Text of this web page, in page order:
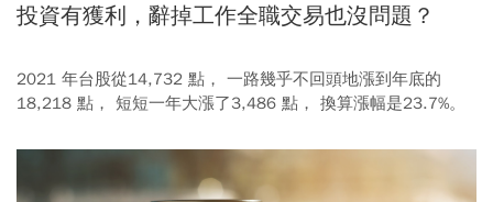
投資有獲利，辭掉工作全職交易也沒問題？
2021 年台股從14,732 點， 一路幾乎不回頭地漲到年底的
18,218 點， 短短一年大漲了3,486 點， 換算漲幅是23.7%。